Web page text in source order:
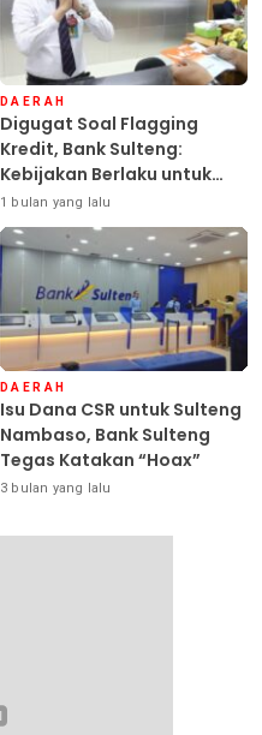
DAERAH
Digugat Soal Flagging
Kredit, Bank Sulteng:
Kebijakan Berlaku untuk
Seluruh Debitur ASN
1 bulan yang lalu
DAERAH
Isu Dana CSR untuk Sulteng
Nambaso, Bank Sulteng
Tegas Katakan “Hoax”
3 bulan yang lalu